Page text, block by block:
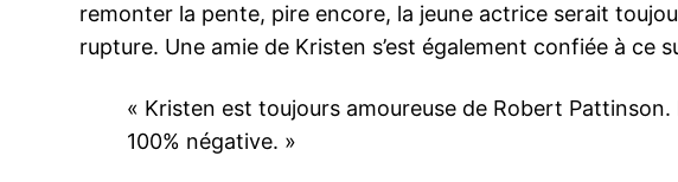
remonter la pente, pire encore, la jeune actrice serait
rupture. Une amie de Kristen s’est également confiée à ce
« Kristen est toujours amoureuse de Robert
100% négative. »